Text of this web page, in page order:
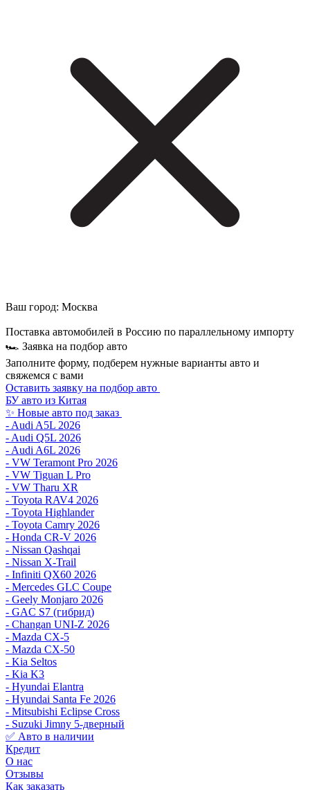
Ваш город: Москва
Поставка автомобилей в Россию по параллельному импорту
🏎 Заявка на подбор авто
Заполните форму, подберем нужные варианты авто и
свяжемся с вами
Оставить заявку на подбор авто
БУ авто из Китая
✨ Новые авто под заказ
- Audi A5L 2026
- Audi Q5L 2026
- Audi A6L 2026
- VW Teramont Pro 2026
- VW Tiguan L Pro
- VW Tharu XR
- Toyota RAV4 2026
- Toyota Highlander
- Toyota Camry 2026
- Honda CR-V 2026
- Nissan Qashqai
- Nissan X-Trail
- Infiniti QX60 2026
- Mercedes GLC Coupe
- Geely Monjaro 2026
- GAC S7 (гибрид)
- Changan UNI-Z 2026
- Mazda CX-5
- Mazda CX-50
- Kia Seltos
- Kia K3
- Hyundai Elantra
- Hyundai Santa Fe 2026
- Mitsubishi Eclipse Cross
- Suzuki Jimny 5-дверный
✅ Авто в наличии
Кредит
О нас
Отзывы
Как заказать